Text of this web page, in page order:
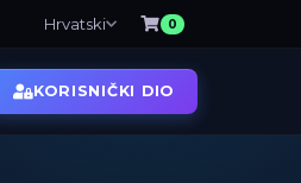
Hrvatski 0
KORISNIČKI DIO